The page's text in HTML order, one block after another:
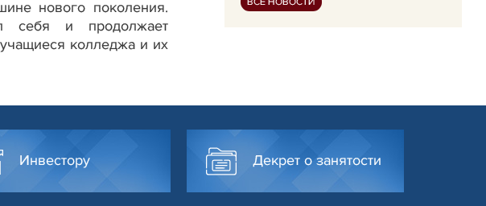
нового поколения.
себя и продолжает
колледжа и их
Инвестору Декрет о занятости